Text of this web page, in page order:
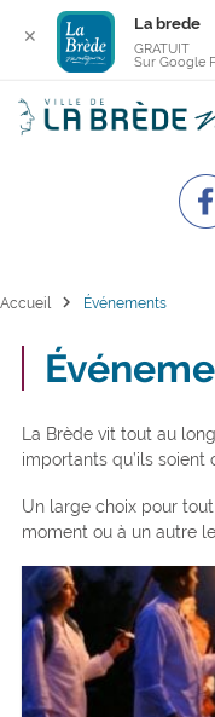
Accueil chevron_right Événements
La Brède vit tout au
importants qu’ils
Un large choix pour
moment ou à un autre
✕
La brede
GRATUIT
Sur Google